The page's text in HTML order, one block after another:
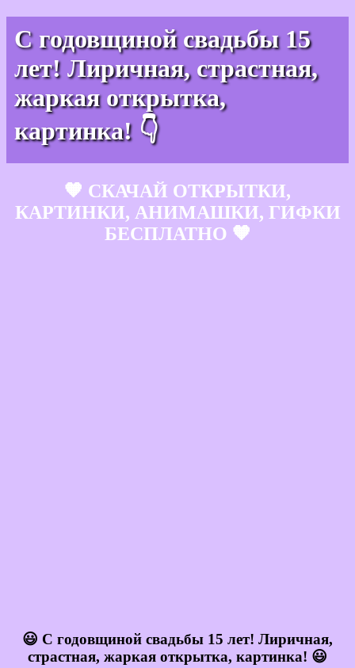
С годовщиной свадьбы 15
лет! Лиричная, страстная,
жаркая открытка,
картинка! 👇
🧡 СКАЧАЙ ОТКРЫТКИ,
КАРТИНКИ, АНИМАШКИ, ГИФКИ
БЕСПЛАТНО 🧡
😃 С годовщиной свадьбы 15 лет! Лиричная,
страстная, жаркая открытка, картинка! 😃